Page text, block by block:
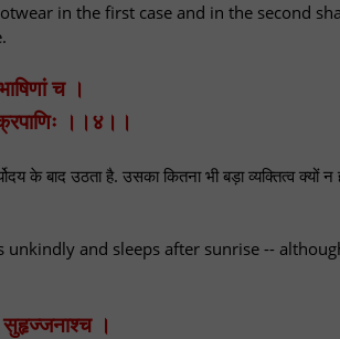
in the first case and in the second
च ।
।।४।।
के बाद उठता है. उसका कितना भी बड़ा व्यक्तित्व क्यों न
and sleeps after sunrise --
सुहृज्जनाश्च ।